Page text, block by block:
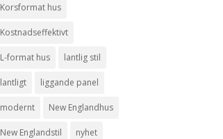
Korsformat hus
Kostnadseffektivt
L-format hus lantlig stil
lantligt liggande panel
modernt New Englandhus
New Englandstil nyhet